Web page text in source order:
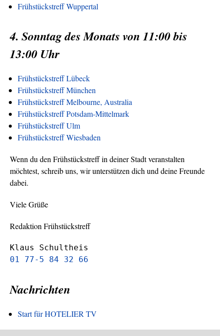
Frühstückstreff Wuppertal
4. Sonntag des Monats von 11:00 bis
13:00 Uhr
Frühstückstreff Lübeck
Frühstückstreff München
Frühstückstreff Melbourne, Australia
Frühstückstreff Potsdam-Mittelmark
Frühstückstreff Ulm
Frühstückstreff Wiesbaden
Wenn du den Frühstückstreff in deiner Stadt veranstalten
möchtest, schreib uns, wir unterstützen dich und deine Freunde
dabei.
Viele Grüße
Redaktion Frühstückstreff
Klaus Schultheis
01 77-5 84 32 66
Nachrichten
Start für HOTELIER TV